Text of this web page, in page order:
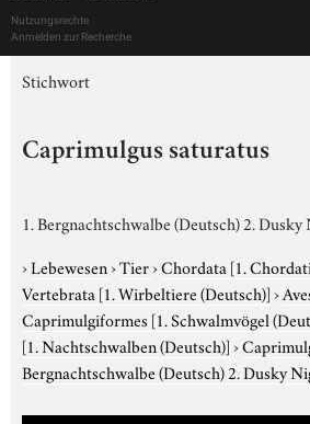
Nutzungsrechte
Anmelden zur Recherche
Stichwort
Caprimulgus saturatus
1. Bergnachtschwalbe (Deutsch) 2.
›Lebewesen›Tier›Chordata [1.
Vertebrata [1. Wirbeltiere (Deutsch)]›
Caprimulgiformes [1. Schwalmvögel
[1. Nachtschwalben (Deutsch)]›
Bergnachtschwalbe (Deutsch) 2. Dusky